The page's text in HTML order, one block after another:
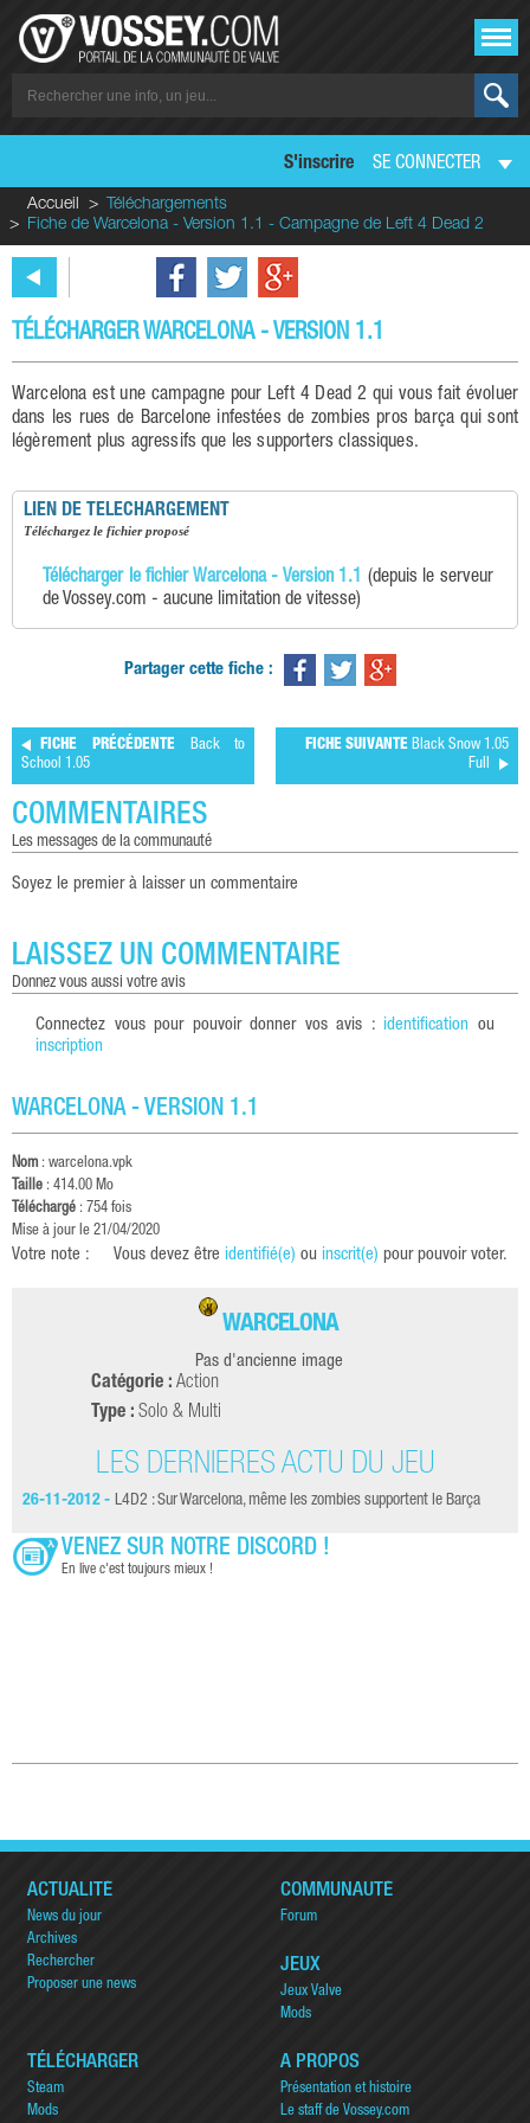
S'inscrire SE CONNECTER
Accueil
Téléchargements
Fiche de Warcelona - Version 1.1 - Campagne de Left 4 Dead 2
TÉLÉCHARGER WARCELONA - VERSION 1.1
Warcelona est une campagne pour Left 4 Dead 2 qui vous fait évoluer
dans les rues de Barcelone infestées de zombies pros barça qui sont
légèrement plus agressifs que les supporters classiques.
LIEN DE TELECHARGEMENT
téléchargez le fichier proposé
Télécharger le fichier Warcelona - Version 1.1 (depuis le serveur
de Vossey.com - aucune limitation de vitesse)
Partager cette fiche :
FICHE PRÉCÉDENTEBack to
School 1.05
FICHE SUIVANTE Black Snow 1.05
Full
COMMENTAIRES
les messages de la communauté
Soyez le premier à laisser un commentaire
LAISSEZ UN COMMENTAIRE
donnez vous aussi votre avis
Connectez vous pour pouvoir donner vos avis : identification ou
inscription
WARCELONA - VERSION 1.1
Nom : warcelona.vpk
Taille : 414.00 Mo
Téléchargé : 754 fois
Mise à jour le 21/04/2020
Votre note : Vous devez être identifié(e) ou inscrit(e) pour pouvoir voter.
WARCELONA
Pas d'ancienne image
Catégorie : Action
Type : Solo & Multi
LES DERNIÈRES ACTU DU JEU
26-11-2012 - L4D2 : Sur Warcelona, même les zombies supportent le Barça
VENEZ SUR NOTRE DISCORD !
En live c'est toujours mieux !
ACTUALITÉ
News du jour
Archives
Rechercher
Proposer une news
COMMUNAUTÉ
Forum
JEUX
Jeux Valve
Mods
TÉLÉCHARGER
Steam
Mods
A PROPOS
Présentation et histoire
Le staff de Vossey.com